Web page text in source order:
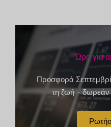
Ώρα για
Προσφορά
τη ζωή - δωρεάν